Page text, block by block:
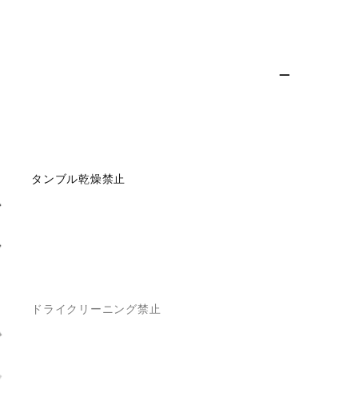
タンブル乾燥禁止
ドライクリーニング禁止